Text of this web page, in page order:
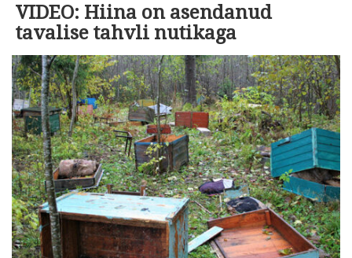
VIDEO: Hiina on asendanud
tavalise tahvli nutikaga